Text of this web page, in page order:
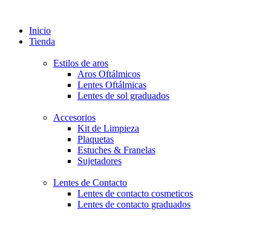
Inicio
Tienda
Estilos de aros
Aros Oftálmicos
Lentes Oftálmicas
Lentes de sol graduados
Accesorios
Kit de Limpieza
Plaquetas
Estuches & Franelas
Sujetadores
Lentes de Contacto
Lentes de contacto cosmeticos
Lentes de contacto graduados